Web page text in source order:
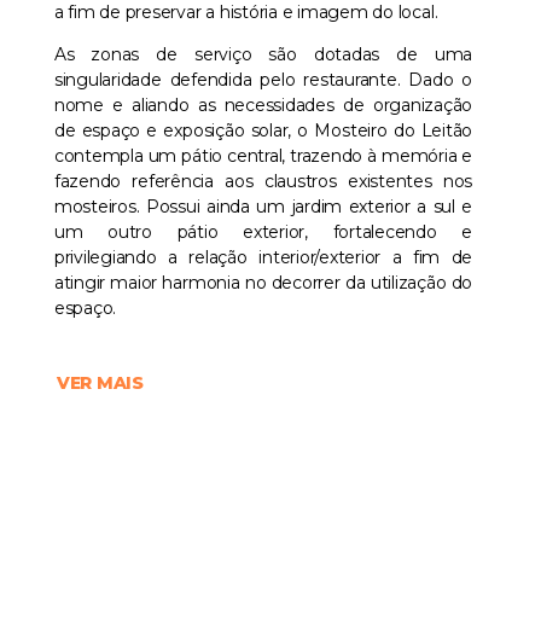
a fim de preservar a história e imagem do local.
As zonas de serviço são dotadas de uma
singularidade defendida pelo restaurante. Dado o
nome e aliando as necessidades de organização
de espaço e exposição solar, o Mosteiro do Leitão
contempla um pátio central, trazendo à memória e
fazendo referência aos claustros existentes nos
mosteiros. Possui ainda um jardim exterior a sul e
um outro pátio exterior, fortalecendo e
privilegiando a relação interior/exterior a fim de
atingir maior harmonia no decorrer da utilização do
espaço.
VER MAIS